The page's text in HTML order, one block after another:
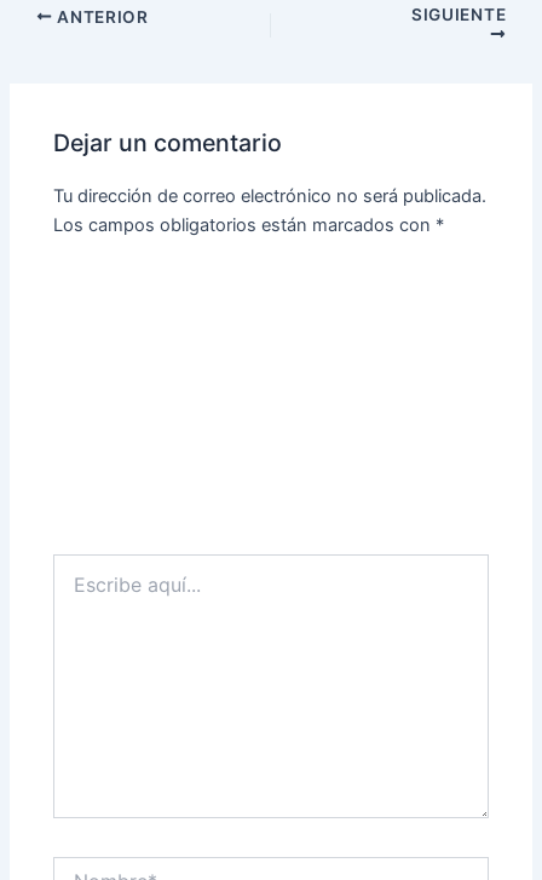
ANTERIOR SIGUIENTE
Dejar un comentario
Tu dirección de correo electrónico no será publicada.
Los campos obligatorios están marcados con *
aquí...